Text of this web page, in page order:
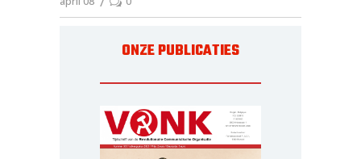
ONZE PUBLICATIES